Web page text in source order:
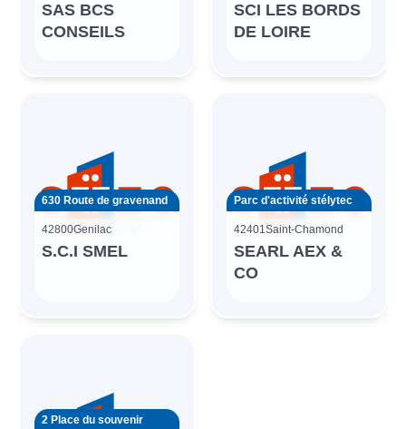
SAS BCS
CONSEILS
SCI LES BORDS
DE LOIRE
630 Route de gravenand
42800Genilac
S.C.I SMEL
Parc d'activité stélytec
42401Saint-Chamond
SEARL AEX &
CO
2 Place du souvenir